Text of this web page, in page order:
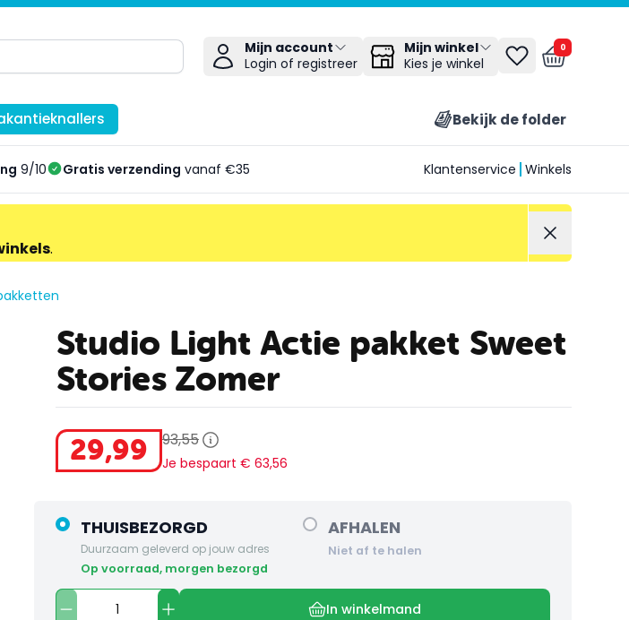
Mijn account
Login of registreer
Mijn winkel
Kies je winkel
0
Bekijk de folder
9/10 Gratis verzending vanaf €35 Klantenservice Winkels
.
Studio Light Actie pakket Sweet
Stories Zomer
29,99 93,55
Je bespaart € 63,56
THUISBEZORGD
Duurzaam geleverd op jouw adres
op voorraad, morgen bezorgd
AFHALEN
Niet af te halen
In winkelmand